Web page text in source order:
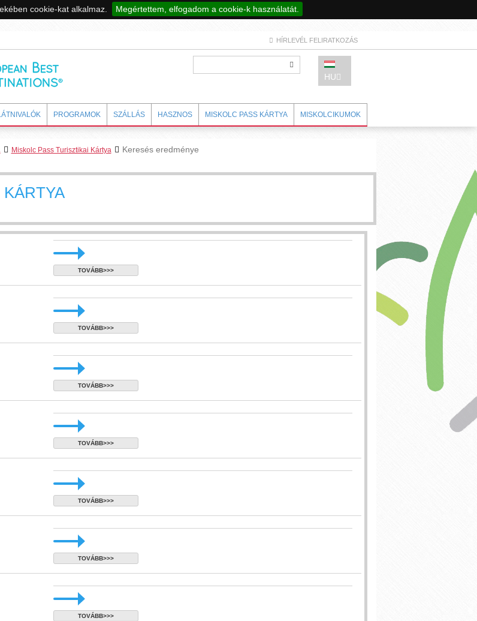
cookie-kat alkalmaz.
Megértettem, elfogadom a cookie-k használatát.
HÍRLEVÉL FELIRATKOZÁS
HU
PROGRAMOK SZÁLLÁS HASZNOS MISKOLC PASS KÁRTYA MISKOLCIKUMOK
Miskolc Pass Turisztikai Kártya Keresés eredménye
TOVÁBB>>>
TOVÁBB>>>
TOVÁBB>>>
TOVÁBB>>>
TOVÁBB>>>
TOVÁBB>>>
TOVÁBB>>>